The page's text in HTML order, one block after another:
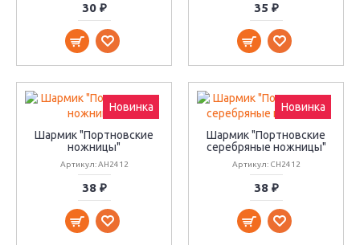
30 ₽ 35 ₽
Новинка
Шармик "Портновские
ножницы"
Артикул: АН2412
38 ₽
Новинка
Шармик "Портновские
серебряные ножницы"
Артикул: СН2412
38 ₽